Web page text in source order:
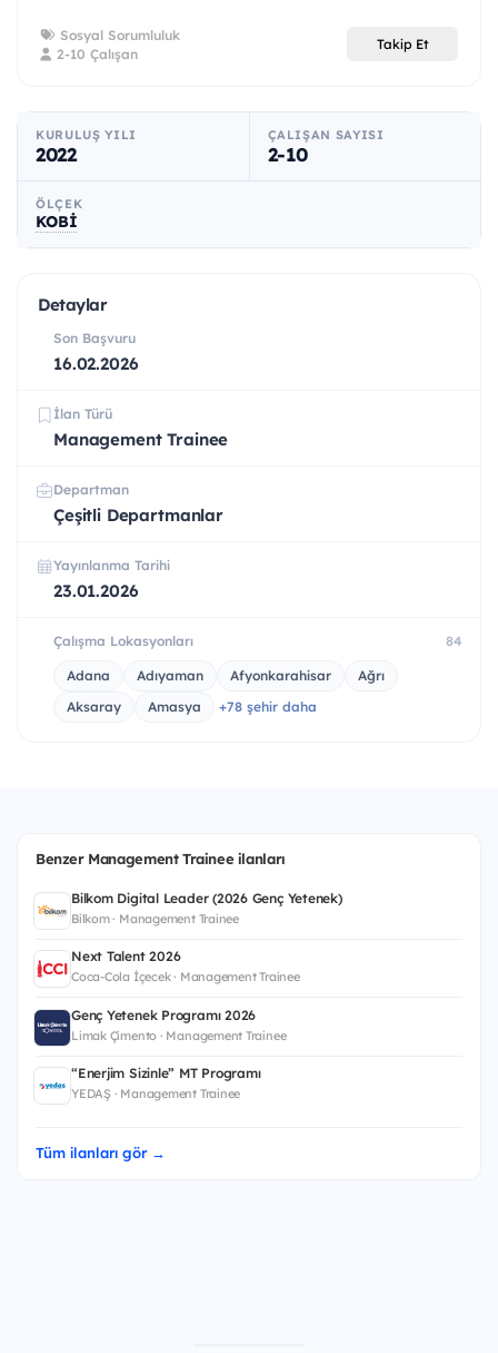
Sosyal Sorumluluk
2-10 Çalışan
Takip Et
KURULUŞ YILI
2022
ÇALIŞAN SAYISI
2-10
ÖLÇEK
KOBİ
Detaylar
Son Başvuru
16.02.2026
İlan Türü
Management Trainee
Departman
Çeşitli Departmanlar
Yayınlanma Tarihi
23.01.2026
Çalışma Lokasyonları 84
Adana Adıyaman Afyonkarahisar
Ağrı
Aksaray
Amasya +78 şehir daha
Benzer Management Trainee ilanları
Bilkom Digital Leader (2026 Genç Yetenek)
Bilkom · Management Trainee
Next Talent 2026
Coca-Cola İçecek · Management Trainee
Genç Yetenek Programı 2026
Limak Çimento · Management Trainee
“Enerjim Sizinle” MT Programı
YEDAŞ · Management Trainee
Tüm ilanları gör →